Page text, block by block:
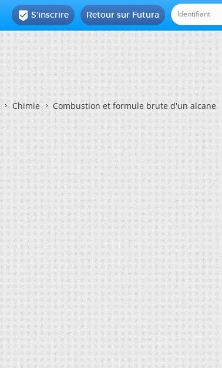
Retour sur Futura
 S'inscrire
Chimie Combustion et formule brute d'un alcane